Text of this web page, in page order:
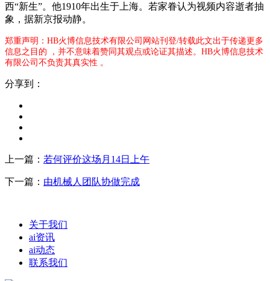
西“新生”。他1910年出生于上海。若家眷认为视频内容逝者抽
象，据新京报动静。
郑重声明：HB火博信息技术有限公司网站刊登/转载此文出于传递更多
信息之目的 ，并不意味着赞同其观点或论证其描述。HB火博信息技术
有限公司不负责其真实性 。
分享到：
上一篇： 若何评价这场月14日上午
下一篇： 由机械人团队协做完成
关于我们
ai资讯
ai动态
联系我们